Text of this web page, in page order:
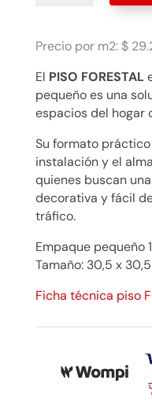
$
cantidad
Precio por m2: $
El PISO FORESTAL
pequeño es una
espacios del hogar
Su formato
instalación y el
quienes buscan
decorativa y fácil
tráfico.
Empaque pequeño
Tamaño: 30,5 x
Ficha técnica piso